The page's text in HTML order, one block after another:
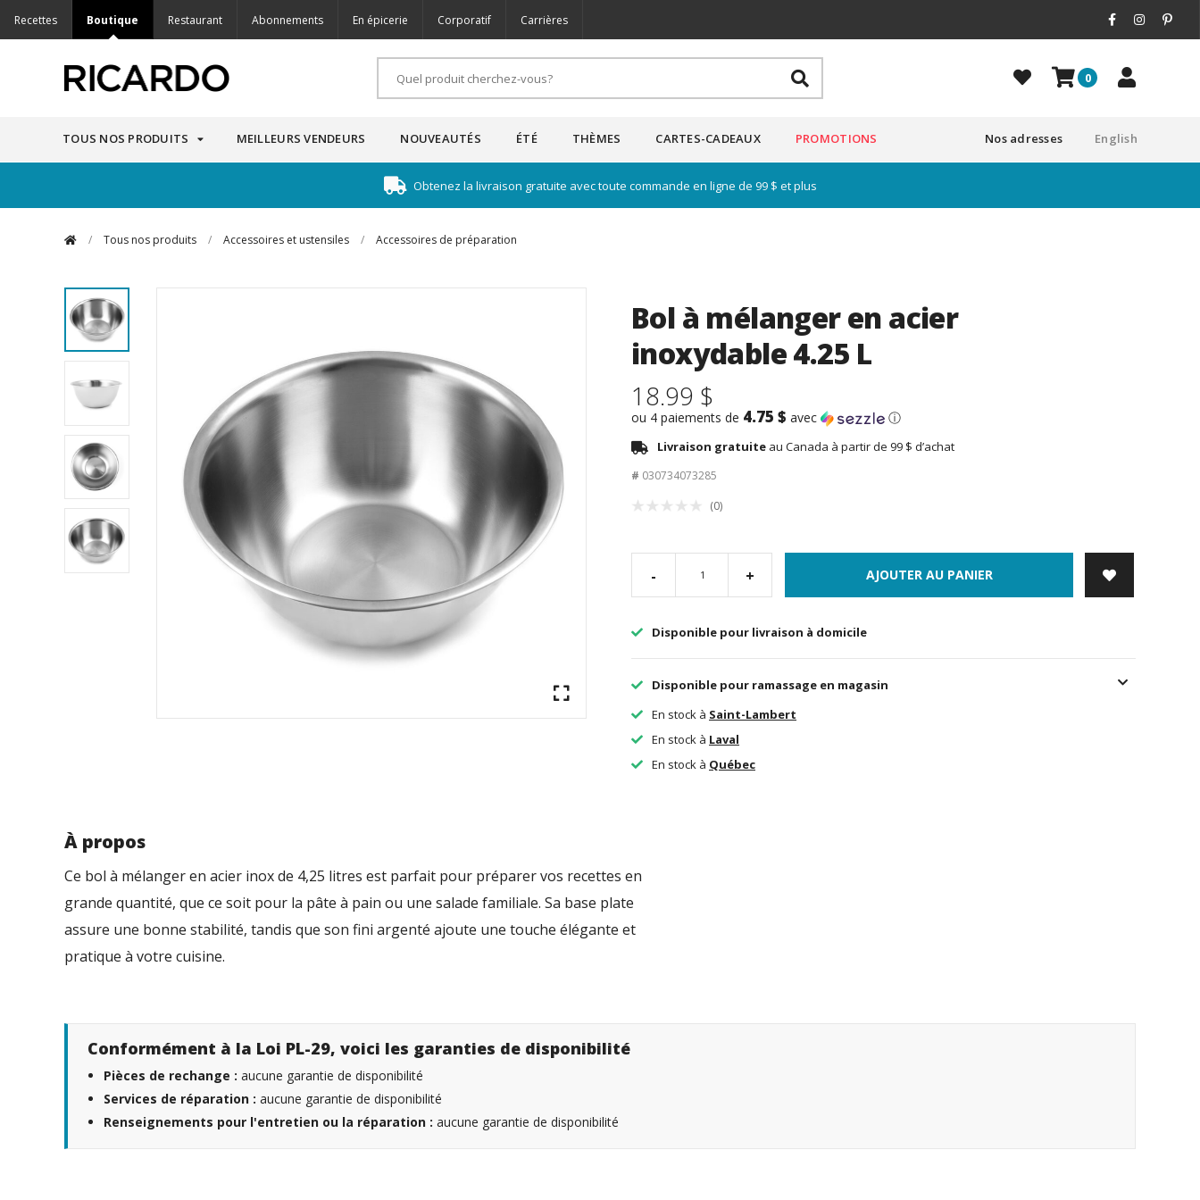
Recettes Boutique Restaurant Abonnements En épicerie Corporatif Carrières
0
TOUS NOS PRODUITS MEILLEURS VENDEURS NOUVEAUTÉS ÉTÉ THÈMES CARTES-CADEAUX PROMOTIONS English
Nos adresses
Obtenez la livraison gratuite avec toute commande en ligne de 99 $ et plus
/ Tous nos produits / Accessoires et ustensiles / Accessoires de préparation
Bol à mélanger en acier
inoxydable 4.25 L
18.99 $
ou 4 paiements de 4.75 $ avec ⓘ
Livraison gratuite au Canada à partir de 99 $ d’achat
# 030734073285
(0)
- + AJOUTER AU PANIER
Disponible pour livraison à domicile
Disponible pour ramassage en magasin
En stock à Saint-Lambert
En stock à Laval
En stock à Québec
À propos
Ce bol à mélanger en acier inox de 4,25 litres est parfait pour préparer vos recettes en
grande quantité, que ce soit pour la pâte à pain ou une salade familiale. Sa base plate
assure une bonne stabilité, tandis que son fini argenté ajoute une touche élégante et
pratique à votre cuisine.
Conformément à la Loi PL-29, voici les garanties de disponibilité
Pièces de rechange : aucune garantie de disponibilité
Services de réparation : aucune garantie de disponibilité
Renseignements pour l'entretien ou la réparation : aucune garantie de disponibilité